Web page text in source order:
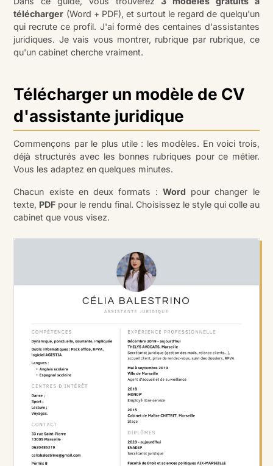
télécharger (Word + PDF), et surtout le regard de quelqu'un
qui recrute ce profil. J'ai formé des centaines d'assistantes
juridiques. Je vais vous montrer, rubrique par rubrique, ce
qu'un cabinet cherche vraiment.
Télécharger un modèle de CV
d'assistante juridique
Commençons par le plus utile : les modèles. En voici trois,
déjà structurés avec les bonnes rubriques pour ce métier.
Vous les adaptez en quelques minutes.
Chacun existe en deux formats :Word pour changer le
texte, PDF pour le rendu final. Choisissez le style qui colle au
cabinet que vous visez.